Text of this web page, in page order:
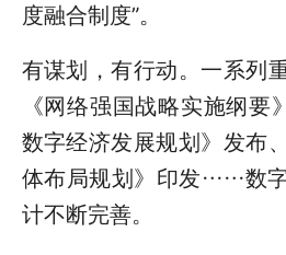
度融合制度”。
有谋划，有行动。一系列
《网络强国战略实施纲要
数字经济发展规划》发布
体布局规划》印发……数
计不断完善。